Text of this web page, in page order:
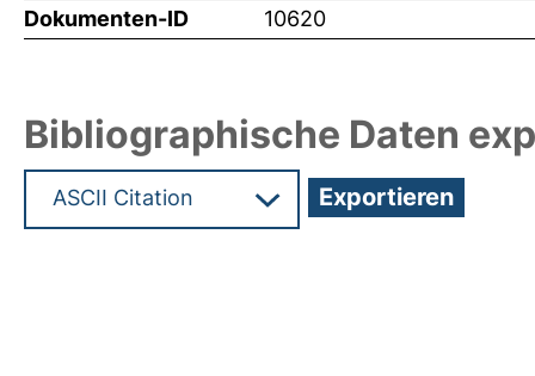
Dokumenten-ID 10620
Bibliographische Daten